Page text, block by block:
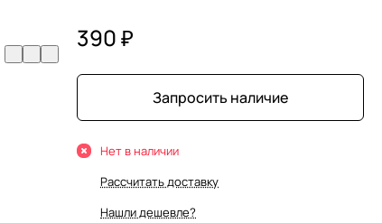
390 ₽
Запросить наличие
Нет в наличии
Рассчитать доставку
Нашли дешевле?